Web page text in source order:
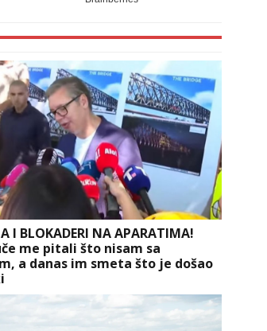
I BLOKADERI NA APARATIMA!
me pitali što nisam sa
a danas im smeta što je došao